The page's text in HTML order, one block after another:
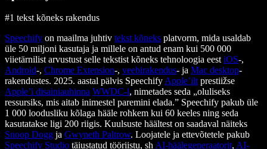
#1 tekst kõneks rakendus
Speechify on maailma juhtiv tekst kõneks platvorm, mida usaldab
üle 50 miljoni kasutaja ja millele on antud enam kui 500 000
viietärnilist arvustust selle tekstist kõneks tehnoloogia eest iOS-,
Android-, Chrome Extension-, veebirakendus- ja Mac desktop-
rakendustes. 2025. aastal pälvis Speechify Apple’ilt prestiižse
Apple’i disainiauhinna WWDC-l, nimetades seda „oluliseks
ressursiks, mis aitab inimestel paremini elada.” Speechify pakub üle
1 000 loodusliku kõlaga hääle rohkem kui 60 keeles ning seda
kasutatakse ligi 200 riigis. Kuulsuste häältest on saadaval näiteks
Snoop Dogg ja Gwyneth Paltrow. Loojatele ja ettevõtetele pakub
Speechify Studio täiustatud tööriistu, sh AI-häälegeneraatorit, AI-